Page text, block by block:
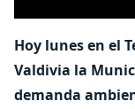
Hoy lunes en el
Valdivia la
demanda